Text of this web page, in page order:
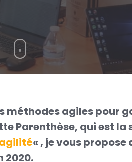
méthodes agiles pour
Parenthèse, qui est la
« , je vous
2020.